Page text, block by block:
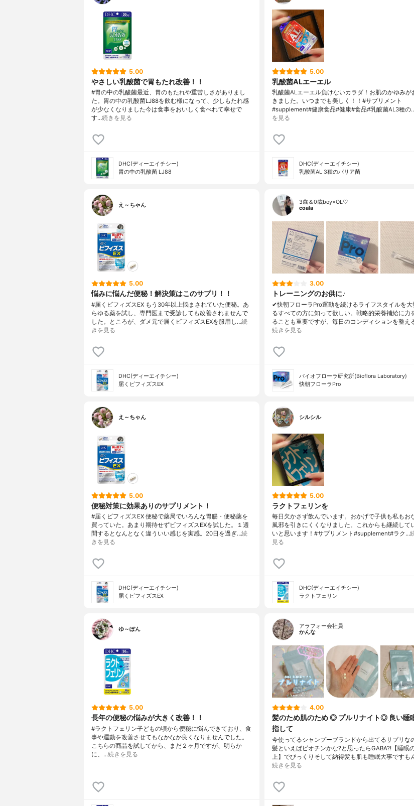
5.00
やさしい乳酸菌で胃もたれ改善！！
#胃の中の乳酸菌最近、胃のもたれや重苦しさがありまし
た。胃の中の乳酸菌LJ88を飲む様になって、少しもたれ感
が少なくなりました今は食事をおいしく食べれて幸せで
す…続きを見る
DHC(ディーエイチシー)
胃の中の乳酸菌 LJ88
5.00
乳酸菌ALエーエル
乳酸菌ALエーエル負けないカラダ！お肌のかゆみが
きました。いつまでも美しく！！#サプリメント
#supplement#健康食品#健康#食品#乳酸菌AL3種の
を見る
DHC(ディーエイチシー)
乳酸菌AL 3種のバリア菌
え～ちゃん
5.00
悩みに悩んだ便秘！解決策はこのサプリ！！
#届くビフィズスEX もう30年以上悩まされていた便秘。あ
らゆる薬を試し、専門医まで受診しても改善されませんで
した。ところが、ダメ元で届くビフィズスEXを服用し…続
きを見る
DHC(ディーエイチシー)
届くビフィズスEX
3歳＆0歳boy×OL🤍
coala
3.00
トレーニングのお供に♪
✔︎快朝フローラPro運動を続けるライフスタイルを大
るすべての方に知って欲しい。戦略的栄養補給に力
ることも重要ですが、毎日のコンディションを整え
続きを見る
バイオフローラ研究所(Bioflora Laboratory)
快朝フローラPro
え～ちゃん
5.00
便秘対策に効果ありのサプリメント！
#届くビフィズスEX 便秘で薬局でいろんな胃腸・便秘薬を
買っていた。あまり期待せずビフィズスEXを試した。１週
間するとなんとなく違ういい感じを実感。20日を過ぎ…続
きを見る
DHC(ディーエイチシー)
届くビフィズスEX
シルシル
5.00
ラクトフェリンを
毎日欠かさず飲んでいます。おかげで子供も私もお
風邪を引きにくくなりました。これからも継続して
いと思います！#サプリメント#supplement#ラク…
見る
DHC(ディーエイチシー)
ラクトフェリン
ゆ～ぽん
5.00
長年の便秘の悩みが大きく改善！！
#ラクトフェリン子どもの頃から便秘に悩んできており、食
事や運動を改善させてもなかなか良くなりませんでした。
こちらの商品を試してから、まだ２ヶ月ですが、明らか
に、…続きを見る
アラフォー会社員
かんな
4.00
髪のため肌のため ◎ プルリナイト◎ 良い睡
指して
今使ってるシャンプーブランドから出てるサプリな
髪といえばビオチンかな?と思ったらGABA?!【睡眠
上】でびっくりそして納得髪も肌も睡眠大事ですも
続きを見る